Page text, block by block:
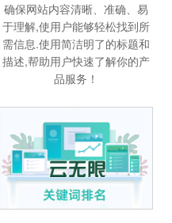
确保网站内容清晰、准确、易
于理解,使用户能够轻松找到所
需信息.使用简洁明了的标题和
描述,帮助用户快速了解你的产
品服务！